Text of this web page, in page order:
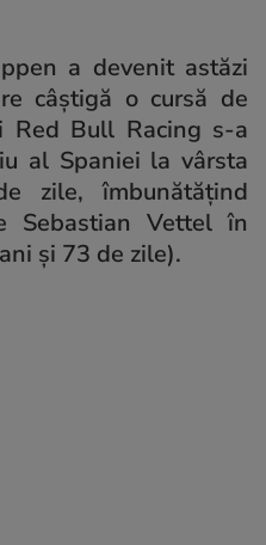
a devenit astăzi
câștigă o cursă de
Red Bull Racing s-a
al Spaniei la vârsta
zile, îmbunătățind
Sebastian Vettel în
și 73 de zile).